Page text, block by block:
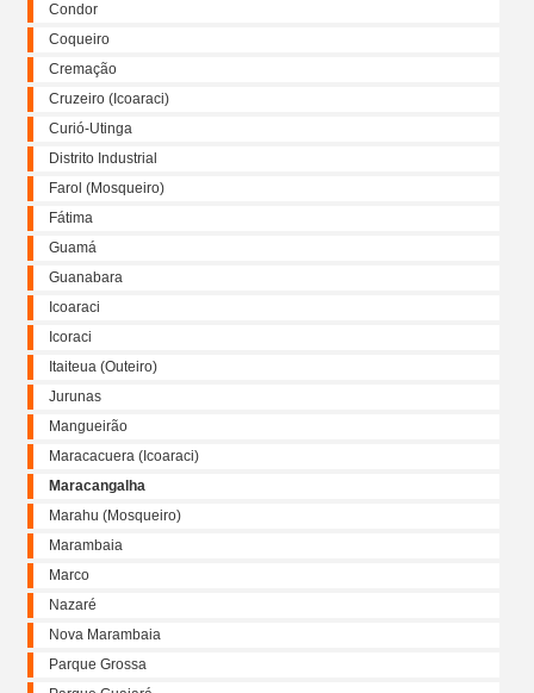
Condor
Coqueiro
Cremação
Cruzeiro (Icoaraci)
Curió-Utinga
Distrito Industrial
Farol (Mosqueiro)
Fátima
Guamá
Guanabara
Icoaraci
Icoraci
Itaiteua (Outeiro)
Jurunas
Mangueirão
Maracacuera (Icoaraci)
Maracangalha
Marahu (Mosqueiro)
Marambaia
Marco
Nazaré
Nova Marambaia
Parque Grossa